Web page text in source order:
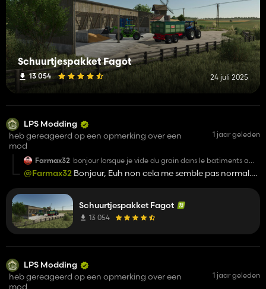
Schuurtjespakket Fagot
13 054 24 juli 2025
LPS Modding
heb gereageerd op een opmerking over een
mod
1 jaar geleden
Farmax32 bonjour lorsque je vide du grain dans le batiments a
grain le grain passe a travers est normal? sinon tres
beau batiments😀
@Farmax32 Bonjour, Euh non cela me semble pas normal.
Schuurtjespakket Fagot
13 054
LPS Modding
heb gereageerd op een opmerking over een
mod
1 jaar geleden